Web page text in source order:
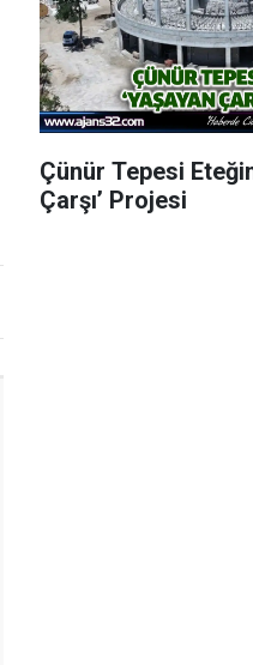
Çünür Tepesi
Çarşı’ Projesi